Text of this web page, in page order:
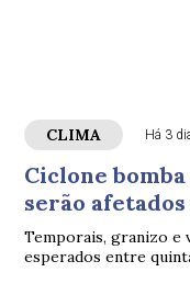
CLIMA Há 3
Ciclone
serão
Temporais, granizo e
esperados entre